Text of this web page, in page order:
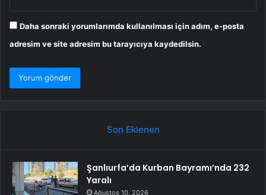
Daha sonraki yorumlarımda kullanılması için adım, e-posta
adresim ve site adresim bu tarayıcıya kaydedilsin.
Son Eklenen
Şanlıurfa’da Kurban Bayramı’nda 232
Yaralı
Ağustos 10, 2026